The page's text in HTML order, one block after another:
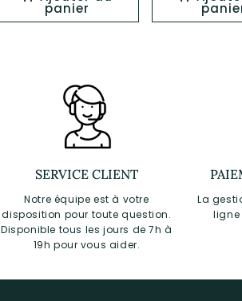
panier
SERVICE CLIENT
Notre équipe est à votre
disposition pour toute question.
Disponible tous les jours de 7h à
19h pour vous aider.
La
ligne